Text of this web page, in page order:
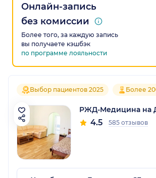
Онлайн-запись
без комиссии
Более того, за каждую запись
вы получаете кэшбэк
по программе лояльности
Выбор пациентов 2025 Более
РЖД-Медицина на
4.5 585 отзывов